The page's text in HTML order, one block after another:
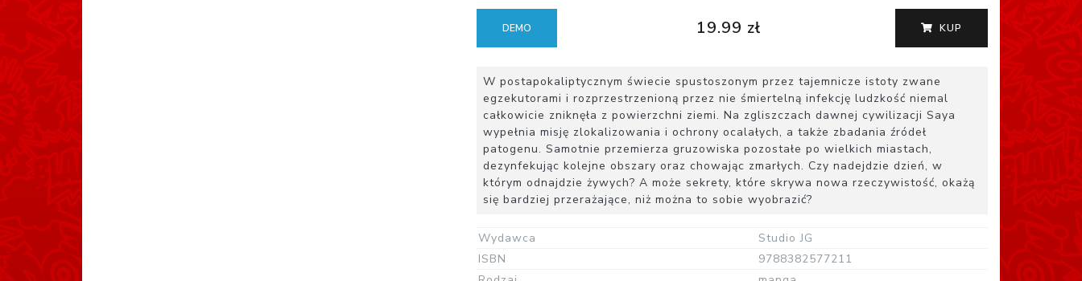
DEMO 19.99 zł KUP
W postapokaliptycznym świecie spustoszonym przez tajemnicze istoty zwane
egzekutorami i rozprzestrzenioną przez nie śmiertelną infekcję ludzkość niemal
całkowicie zniknęła z powierzchni ziemi. Na zgliszczach dawnej cywilizacji Saya
wypełnia misję zlokalizowania i ochrony ocalałych, a także zbadania źródeł
patogenu. Samotnie przemierza gruzowiska pozostałe po wielkich miastach,
dezynfekując kolejne obszary oraz chowając zmarłych. Czy nadejdzie dzień, w
którym odnajdzie żywych? A może sekrety, które skrywa nowa rzeczywistość, okażą
się bardziej przerażające, niż można to sobie wyobrazić?
Wydawca
Studio JG
ISBN
9788382577211